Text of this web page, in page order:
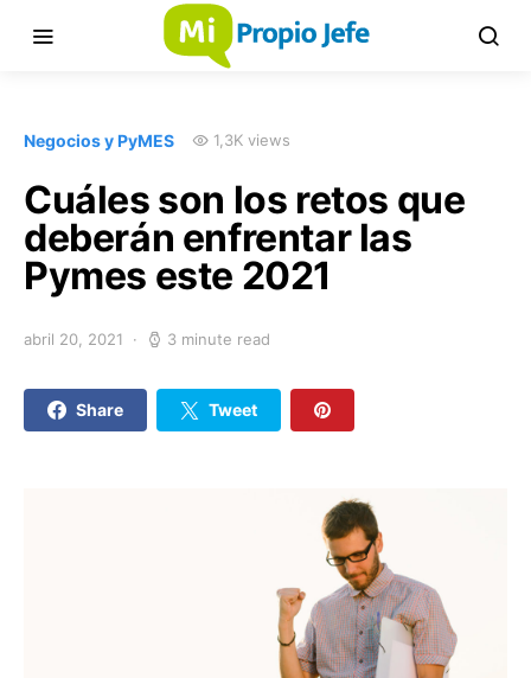
Negocios y PyMES 1,3K views
Cuáles son los retos que
deberán enfrentar las
Pymes este 2021
abril 20, 2021 3 minute read
Share Tweet